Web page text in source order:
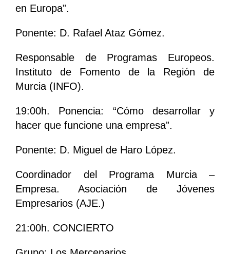
en Europa”.
Ponente: D. Rafael Ataz Gómez.
Responsable de Programas Europeos.
Instituto de Fomento de la Región de
Murcia (INFO).
19:00h. Ponencia: “Cómo desarrollar y
hacer que funcione una empresa”.
Ponente: D. Miguel de Haro López.
Coordinador del Programa Murcia –
Empresa. Asociación de Jóvenes
Empresarios (AJE.)
21:00h. CONCIERTO